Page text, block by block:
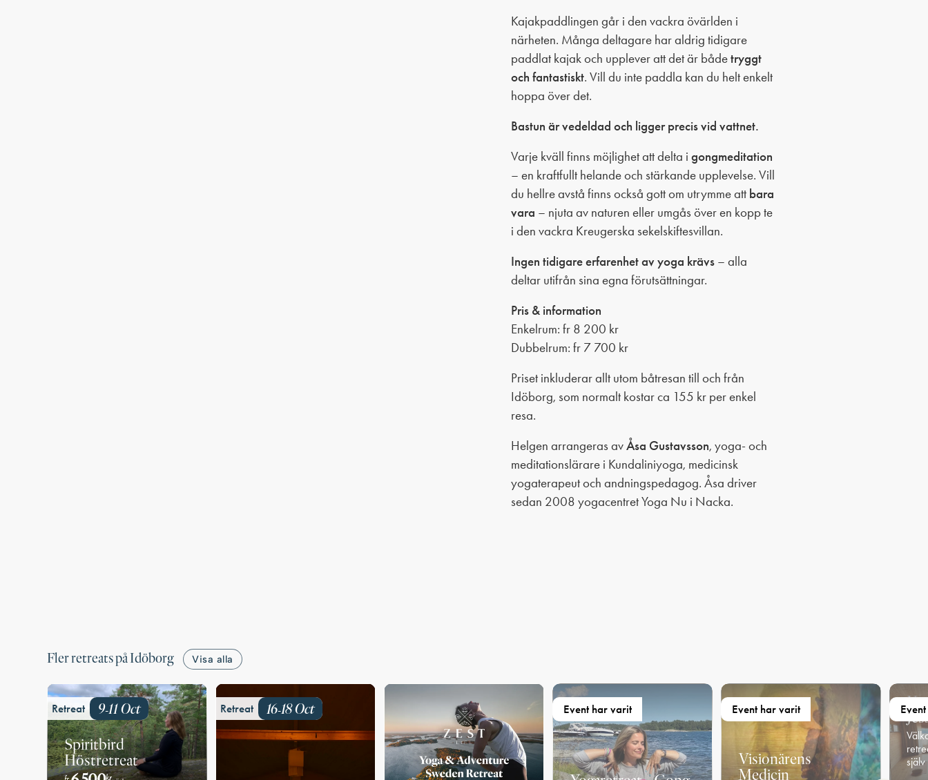
Kajakpaddlingen går i den vackra övärlden i
närheten. Många deltagare har aldrig tidigare
paddlat kajak och upplever att det är bådetryggt
och fantastiskt. Vill du inte paddla kan du helt enkelt
hoppa över det.
Bastun är vedeldad och ligger precis vid vattnet.
Varje kväll finns möjlighet att delta i gongmeditation
– en kraftfullt helande och stärkande upplevelse. Vill
du hellre avstå finns också gott om utrymme att bara
vara – njuta av naturen eller umgås över en kopp te
i den vackra Kreugerska sekelskiftesvillan.
Ingen tidigare erfarenhet av yoga krävs – alla
deltar utifrån sina egna förutsättningar.
Pris & information
Enkelrum: fr 8 200 kr
Dubbelrum: fr 7 700 kr
Priset inkluderar allt utom båtresan till och från
Idöborg, som normalt kostar ca 155 kr per enkel
resa.
Helgen arrangeras avÅsa Gustavsson, yoga- och
meditationslärare i Kundaliniyoga, medicinsk
yogaterapeut och andningspedagog. Åsa driver
sedan 2008 yogacentret Yoga Nu i Nacka.
Fler retreats på Idöborg Visa alla
Retreat 9-11Oct
Spiritbird
Höstretreat
kr
Retreat 16-18Oct Event har varit Event har varit
Visionärens
Medicin
själv